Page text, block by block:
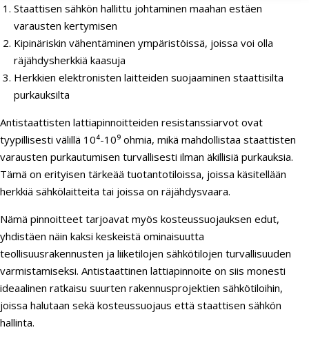
Staattisen sähkön hallittu johtaminen maahan estäen
varausten kertymisen
Kipinäriskin vähentäminen ympäristöissä, joissa voi olla
räjähdysherkkiä kaasuja
Herkkien elektronisten laitteiden suojaaminen staattisilta
purkauksilta
Antistaattisten lattiapinnoitteiden resistanssiarvot ovat
tyypillisesti välillä 10⁴-10⁹ ohmia, mikä mahdollistaa staattisten
varausten purkautumisen turvallisesti ilman äkillisiä purkauksia.
Tämä on erityisen tärkeää tuotantotiloissa, joissa käsitellään
herkkiä sähkölaitteita tai joissa on räjähdysvaara.
Nämä pinnoitteet tarjoavat myös kosteussuojauksen edut,
yhdistäen näin kaksi keskeistä ominaisuutta
teollisuusrakennusten ja liiketilojen sähkötilojen turvallisuuden
varmistamiseksi. Antistaattinen lattiapinnoite on siis monesti
ideaalinen ratkaisu suurten rakennusprojektien sähkötiloihin,
joissa halutaan sekä kosteussuojaus että staattisen sähkön
hallinta.